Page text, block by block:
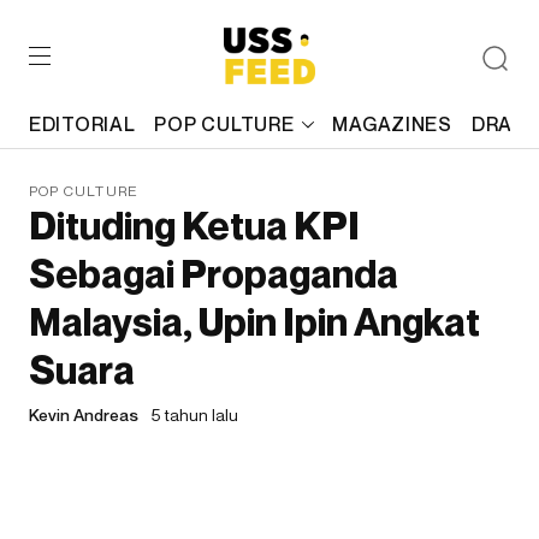
EDITORIAL POP CULTURE MAGAZINES
POP CULTURE
Dituding Ketua KPI
Sebagai Propaganda
Malaysia, Upin Ipin Angkat
Suara
Kevin Andreas 5 tahun lalu